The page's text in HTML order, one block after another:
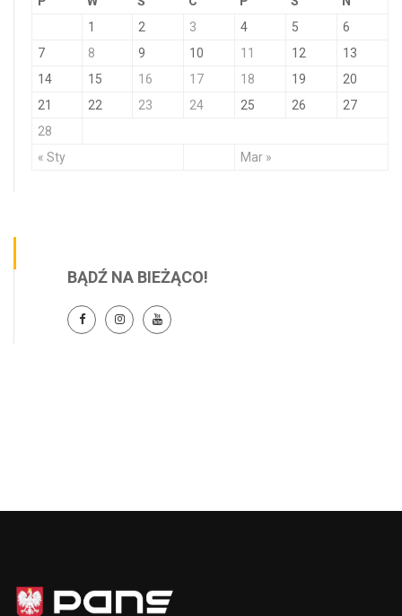
« Sty Mar »
1 2 3 4 5
6
7
8 9 10 11 12
13
14
15 16 17 18 19
20
21
22 23 24 25 26
27
28
BĄDŹ NA BIEŻĄCO!